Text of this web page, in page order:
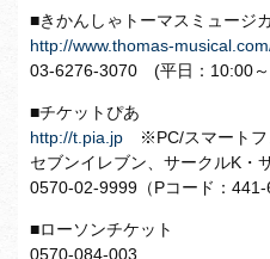
■きかんしゃトーマスミュージ
http://www.thomas-
03-6276-3070 (平日：10:00
■チケットぴあ
http://t.pia.jp ※PC/スマートフ
セブンイレブン、サークルK・
0570-02-9999（Pコード：441-
■ローソンチケット
0570-084-003